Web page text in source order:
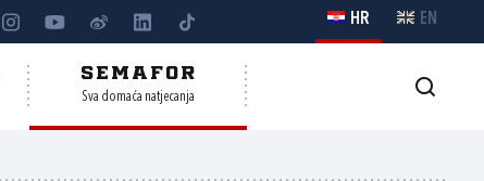
HR EN
SEMAFOR
Sva domaća natjecanja